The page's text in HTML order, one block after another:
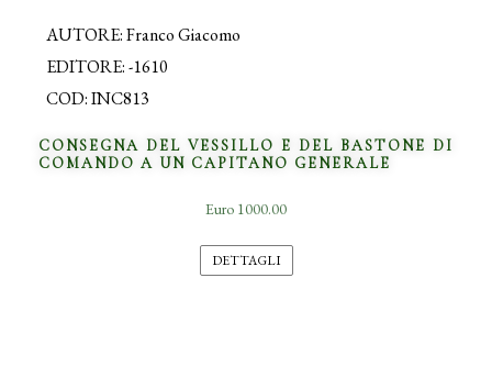
AUTORE: Franco Giacomo
EDITORE: -1610
COD: INC813
CONSEGNA DEL VESSILLO E DEL BASTONE DI
COMANDO A UN CAPITANO GENERALE
Euro 1000.00
DETTAGLI